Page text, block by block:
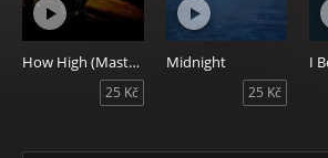
How High (Master Ringback)
25 Kč
Midnight
25 Kč
I